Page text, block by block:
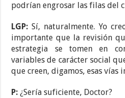
podrían engrosar las filas del
LGP:Sí, naturalmente. Yo
importante que la revisión
estrategia se tomen en
variables de carácter social
que creen, digamos, esas vías
P:¿Sería suficiente, Doctor?